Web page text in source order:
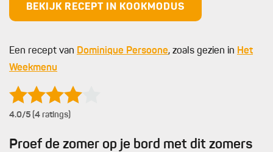
BEKIJK RECEPT IN KOOKMODUS
Een recept van Dominique Persoone, zoals gezien in Het
Weekmenu
4.0/5 (4 ratings)
Proef de zomer op je bord met dit zomers